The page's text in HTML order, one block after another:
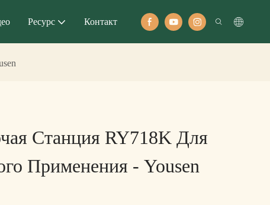
Ресурс Контакт
Станция RY718K Для
Применения - Yousen